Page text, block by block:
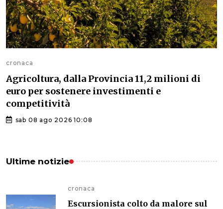
cronaca
Agricoltura, dalla Provincia 11,2 milioni di
euro per sostenere investimenti e
competitività
sab 08 ago 2026 10:08
Ultime notizie
cronaca
Escursionista colto da malore sul